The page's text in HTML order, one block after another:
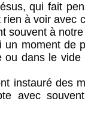
qui fait
à voir avec
souvent à
moment de
ou dans le
des
avec